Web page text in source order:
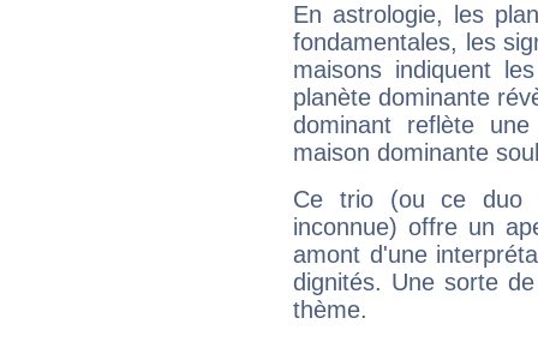
En astrologie, les
fondamentales, les
maisons indiquent
planète dominante
dominant reflète
maison dominante
Ce trio (ou ce duo
inconnue) offre un
amont d'une
dignités. Une sorte
thème.